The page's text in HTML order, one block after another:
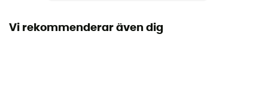
Vi rekommenderar även dig